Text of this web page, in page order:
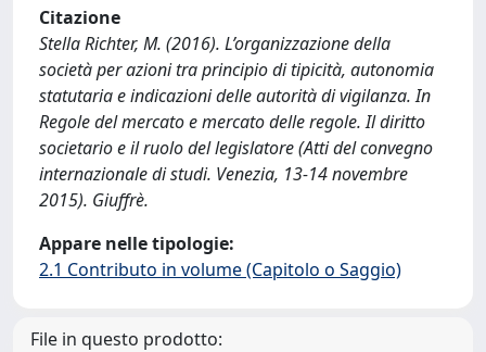
Citazione
Stella Richter, M. (2016). L’organizzazione della
società per azioni tra principio di tipicità, autonomia
statutaria e indicazioni delle autorità di vigilanza. In
Regole del mercato e mercato delle regole. Il diritto
societario e il ruolo del legislatore (Atti del convegno
internazionale di studi. Venezia, 13-14 novembre
2015). Giuffrè.
Appare nelle tipologie:
2.1 Contributo in volume (Capitolo o Saggio)
File in questo prodotto: